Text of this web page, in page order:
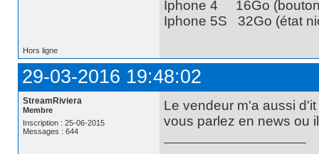
Iphone 4 16Go
Iphone 5S 32Go (état
Hors ligne
29-03-2016 19:48:02
StreamRiviera
Membre
Inscription : 25-06-2015
Messages : 644
Le vendeur m'a aussi
vous parlez en news ou